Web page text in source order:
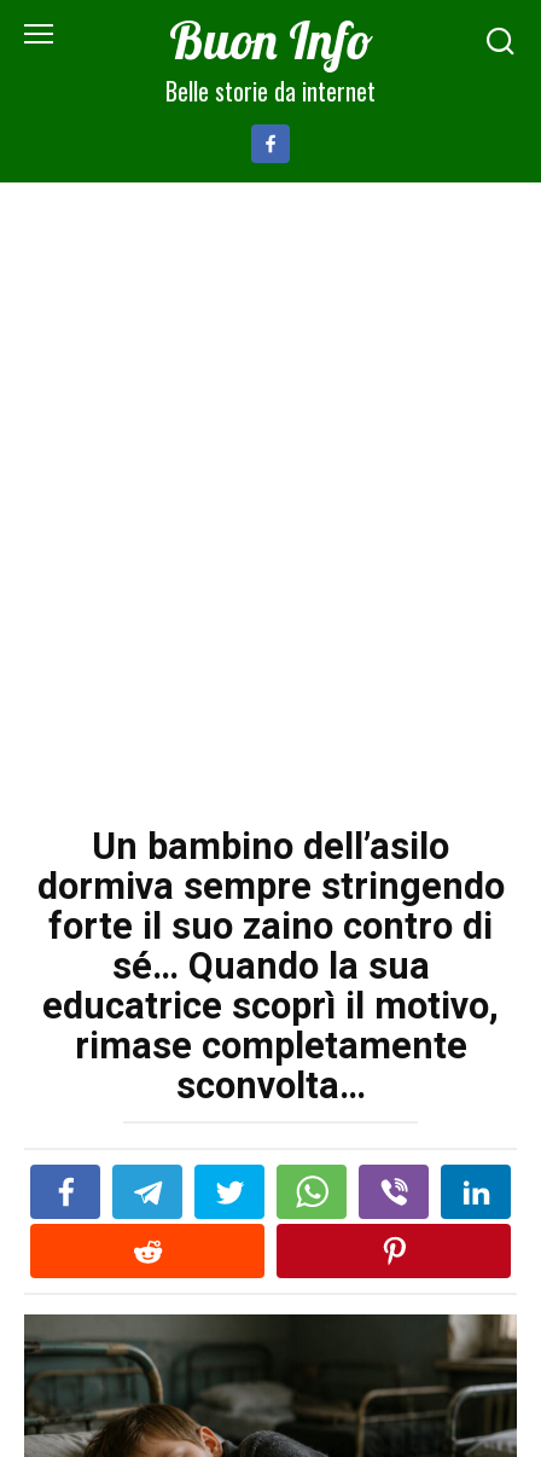
Buon Info
Belle storie da internet
Un bambino dell’asilo
dormiva sempre stringendo
forte il suo zaino contro di
sé… Quando la sua
educatrice scoprì il motivo,
rimase completamente
sconvolta…